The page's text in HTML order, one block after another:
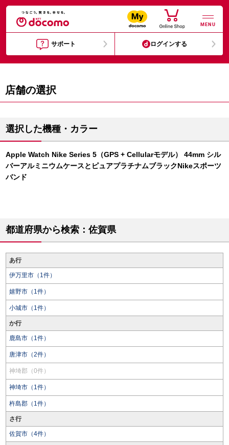
MENU
サポート ログインする
店舗の選択
選択した機種・カラー
Apple Watch Nike Series 5（GPS + Cellularモデル） 44mm シル
バーアルミニウムケースとピュアプラチナムブラックNikeスポーツ
バンド
都道府県から検索：佐賀県
あ行
伊万里市（1件）
嬉野市（1件）
小城市（1件）
か行
鹿島市（1件）
唐津市（2件）
神埼郡（0件）
神埼市（1件）
杵島郡（1件）
さ行
佐賀市（4件）